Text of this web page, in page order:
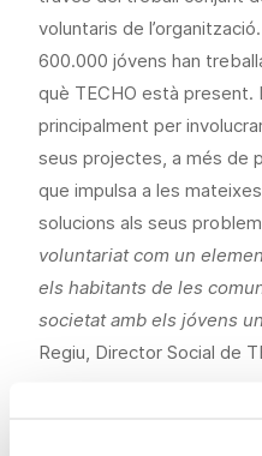
voluntaris de
600.000 jóvens han
què TECHO està present.
principalment per
seus projectes, a més de
que impulsa a les
solucions als seus
voluntariat com un
els habitants de les
societat amb els jóvens
Regiu, Director Social de